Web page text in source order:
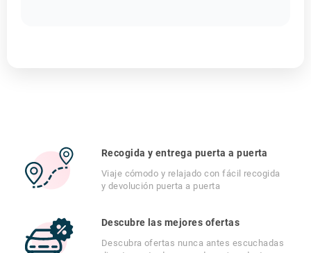
Recogida y entrega puerta a puerta
Viaje cómodo y relajado con fácil recogida
y devolución puerta a puerta
Descubre las mejores ofertas
Descubra ofertas nunca antes escuchadas